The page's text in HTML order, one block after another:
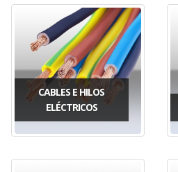
CABLES E HILOS
ELÉCTRICOS